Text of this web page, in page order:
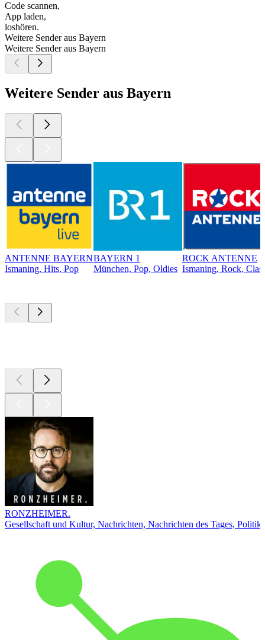
Code scannen,
App laden,
loshören.
Weitere Sender aus Bayern
Weitere Sender aus Bayern
Weitere Sender aus Bayern
ANTENNE BAYERN
Ismaning, Hits, Pop
BAYERN 1
München, Pop, Oldies
ROCK ANTENNE
Ismaning, Rock,
RONZHEIMER.
Gesellschaft und Kultur, Nachrichten, Nachrichten des Tages, Politik